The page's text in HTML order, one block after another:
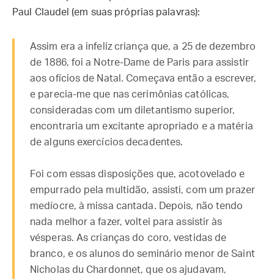
Paul Claudel (em suas próprias palavras):
Assim era a infeliz criança que, a 25 de dezembro
de 1886, foi a Notre-Dame de Paris para assistir
aos ofícios de Natal. Começava então a escrever,
e parecia-me que nas cerimônias católicas,
consideradas com um diletantismo superior,
encontraria um excitante apropriado e a matéria
de alguns exercícios decadentes.
Foi com essas disposições que, acotovelado e
empurrado pela multidão, assisti, com um prazer
medíocre, à missa cantada. Depois, não tendo
nada melhor a fazer, voltei para assistir às
vésperas. As crianças do coro, vestidas de
branco, e os alunos do seminário menor de Saint
Nicholas du Chardonnet, que os ajudavam,